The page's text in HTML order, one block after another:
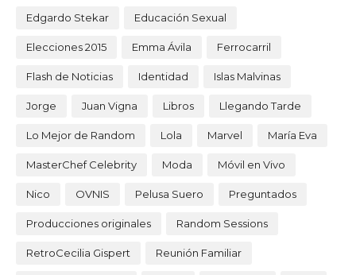
Edgardo Stekar Educación Sexual
Elecciones 2015 Emma Ávila Ferrocarril
Flash de Noticias Identidad Islas Malvinas
Jorge Juan Vigna Libros Llegando Tarde
Lo Mejor de Random Lola Marvel María Eva
MasterChef Celebrity Moda Móvil en Vivo
Nico OVNIS Pelusa Suero Preguntados
Producciones originales Random Sessions
RetroCecilia Gispert Reunión Familiar